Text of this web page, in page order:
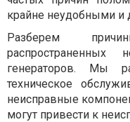
крайне неудобными и
Разберем
распространенных
генераторов. Мы
техническое
неисправные
могут привести к